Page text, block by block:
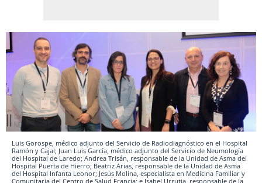
Luis Gorospe, médico adjunto del Servicio de Radiodiagnóstico en el Hospital
Ramón y Cajal; Juan Luis García, médico adjunto del Servicio de Neumología
del Hospital de Laredo; Andrea Trisán, responsable de la Unidad de Asma del
Hospital Puerta de Hierro; Beatriz Arias, responsable de la Unidad de Asma
del Hospital Infanta Leonor; Jesús Molina, especialista en Medicina Familiar y
Comunitaria del Centro de Salud Francia; e Isabel Urrutia, responsable de la